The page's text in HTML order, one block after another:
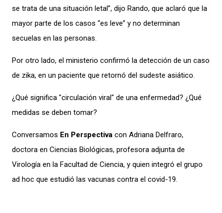
se trata de una situación letal”, dijo Rando, que aclaró que la
mayor parte de los casos “es leve” y no determinan
secuelas en las personas.
Por otro lado, el ministerio confirmó la detección de un caso
de zika, en un paciente que retornó del sudeste asiático.
¿Qué significa "circulación viral" de una enfermedad? ¿Qué
medidas se deben tomar?
Conversamos En Perspectiva con Adriana Delfraro,
doctora en Ciencias Biológicas, profesora adjunta de
Virología en la Facultad de Ciencia, y quien integró el grupo
ad hoc que estudió las vacunas contra el covid-19.